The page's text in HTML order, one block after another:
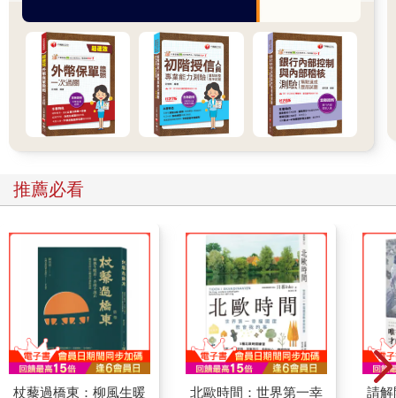
推薦必看
杖藜過橋東：柳風生暖
北歐時間：世界第一幸
請解